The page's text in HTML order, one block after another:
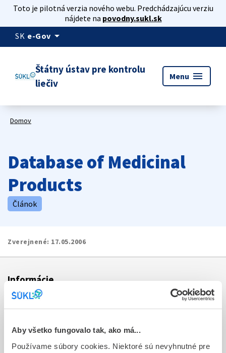
Aby všetko fungovalo tak, ako má...
Používame súbory cookies. Niektoré sú nevyhnutné pre
Toto je pilotná verzia nového webu. Predchádzajúcu verziu
nájdete na povodny.sukl.sk
SK e-Gov arrow_drop_down
Štátny ústav pre kontrolu
liečiv
Menu menu
Domov
Database of Medicinal
Products
Článok
Zverejnené: 17.05.2006
Informácie
Aktuality
Dotazník spokojnosti zákazníka
Sťažnosti a petície